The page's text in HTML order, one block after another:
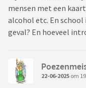
mensen met een
alcohol etc. En
geval? En hoeveel
22-06-2025 om